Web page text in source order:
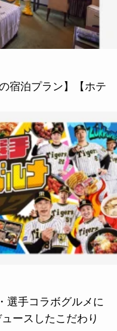
宿泊プラン】【ホテ
選手コラボグルメに
ースしたこだわり